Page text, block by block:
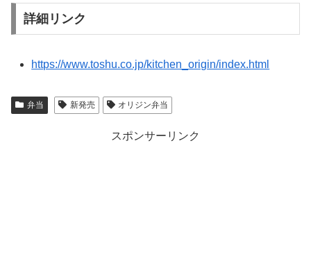
詳細リンク
https://www.toshu.co.jp/kitchen_origin/index.html
弁当 新発売 オリジン弁当
スポンサーリンク